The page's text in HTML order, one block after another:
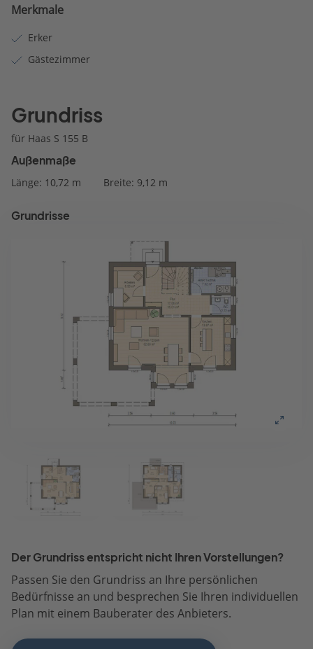
Merkmale
Erker
Gästezimmer
Grundriss
für Haas S 155 B
Außenmaße
Länge: 10,72 m Breite: 9,12 m
Grundrisse
Der Grundriss entspricht nicht Ihren Vorstellungen?
Passen Sie den Grundriss an Ihre persönlichen
Bedürfnisse an und besprechen Sie Ihren individuellen
Plan mit einem Bauberater des Anbieters.